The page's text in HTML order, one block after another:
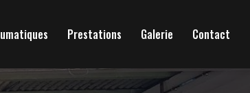
Prestations Galerie Contact